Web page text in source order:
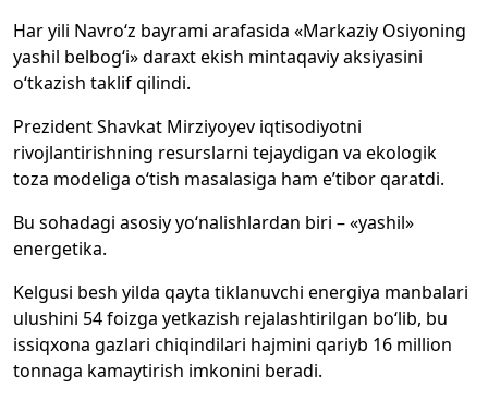
Har yili Navro‘z bayrami arafasida «Markaziy Osiyoning
yashil belbog‘i» daraxt ekish mintaqaviy aksiyasini
o‘tkazish taklif qilindi.
Prezident Shavkat Mirziyoyev iqtisodiyotni
rivojlantirishning resurslarni tejaydigan va ekologik
toza modeliga o‘tish masalasiga ham e’tibor qaratdi.
Bu sohadagi asosiy yo‘nalishlardan biri – «yashil»
energetika.
Kelgusi besh yilda qayta tiklanuvchi energiya manbalari
ulushini 54 foizga yetkazish rejalashtirilgan bo‘lib, bu
issiqxona gazlari chiqindilari hajmini qariyb 16 million
tonnaga kamaytirish imkonini beradi.